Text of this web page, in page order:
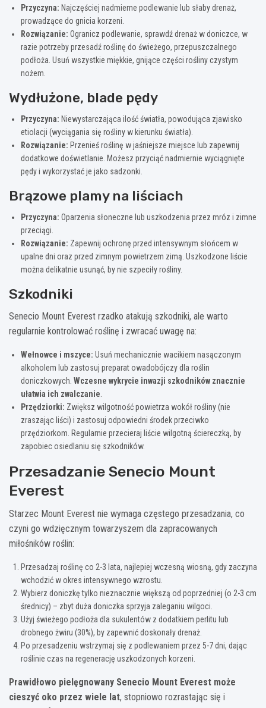
Przyczyna: Najczęściej nadmierne podlewanie lub słaby drenaż,
prowadzące do gnicia korzeni.
Rozwiązanie: Ogranicz podlewanie, sprawdź drenaż w doniczce, w
razie potrzeby przesadź roślinę do świeżego, przepuszczalnego
podłoża. Usuń wszystkie miękkie, gnijące części rośliny czystym
nożem.
Wydłużone, blade pędy
Przyczyna: Niewystarczająca ilość światła, powodująca zjawisko
etiolacji (wyciągania się rośliny w kierunku światła).
Rozwiązanie: Przenieś roślinę w jaśniejsze miejsce lub zapewnij
dodatkowe doświetlanie. Możesz przyciąć nadmiernie wyciągnięte
pędy i wykorzystać je jako sadzonki.
Brązowe plamy na liściach
Przyczyna: Oparzenia słoneczne lub uszkodzenia przez mróz i zimne
przeciągi.
Rozwiązanie: Zapewnij ochronę przed intensywnym słońcem w
upalne dni oraz przed zimnym powietrzem zimą. Uszkodzone liście
można delikatnie usunąć, by nie szpeciły rośliny.
Szkodniki
Senecio Mount Everest rzadko atakują szkodniki, ale warto
regularnie kontrolować roślinę i zwracać uwagę na:
Wełnowce i mszyce: Usuń mechanicznie wacikiem nasączonym
alkoholem lub zastosuj preparat owadobójczy dla roślin
doniczkowych. Wczesne wykrycie inwazji szkodników znacznie
ułatwia ich zwalczanie
Przędziorki: Zwiększ wilgotność powietrza wokół rośliny (nie
zraszając liści) i zastosuj odpowiedni środek przeciwko
przędziorkom. Regularnie przecieraj liście wilgotną ściereczką, by
zapobiec osiedlaniu się szkodników.
Przesadzanie Senecio Mount
Everest
Starzec Mount Everest nie wymaga częstego przesadzania, co
czyni go wdzięcznym towarzyszem dla zapracowanych
miłośników roślin:
Przesadzaj roślinę co 2-3 lata, najlepiej wczesną wiosną, gdy zaczyna
wchodzić w okres intensywnego wzrostu.
Wybierz doniczkę tylko nieznacznie większą od poprzedniej (o 2-3 cm
średnicy) – zbyt duża doniczka sprzyja zaleganiu wilgoci.
Użyj świeżego podłoża dla sukulentów z dodatkiem perlitu lub
drobnego żwiru (30%), by zapewnić doskonały drenaż.
Po przesadzeniu wstrzymaj się z podlewaniem przez 5-7 dni, dając
roślinie czas na regenerację uszkodzonych korzeni.
Prawidłowo pielęgnowany Senecio Mount Everest może
cieszyć oko przez wiele lat, stopniowo rozrastając się i